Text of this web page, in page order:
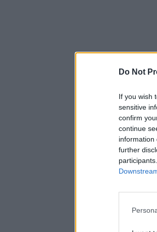
Do Not
If you wish
sensitive
confirm
continue
information
further